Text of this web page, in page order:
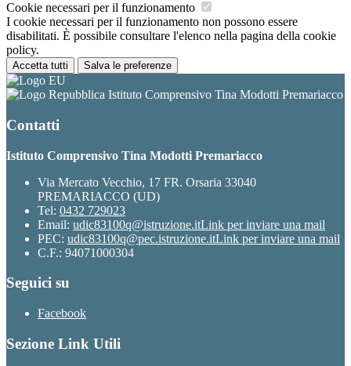
Cookie necessari per il funzionamento
I cookie necessari per il funzionamento non possono essere
disabilitati. È possibile consultare l'elenco nella pagina della cookie
policy.
Accetta tutti Salva le preferenze
Istituto Comprensivo Tina Modotti Premariacco
Contatti
Istituto Comprensivo Tina Modotti Premariacco
Via Mercato Vecchio, 17 FR. Orsaria 33040
PREMARIACCO (UD)
Tel: 0432 729023
Email: udic83100q@istruzione.itLink per inviare una mail
PEC: udic83100q@pec.istruzione.itLink per inviare una mail
C.F.: 94071000304
Seguici su
Facebook
Sezione Link Utili